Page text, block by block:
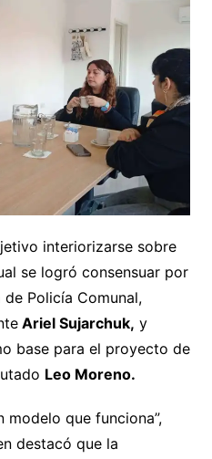
interiorizarse sobre
se logró consensuar por
de Policía Comunal,
Ariel Sujarchuk, y
base para el proyecto de
Leo Moreno.
modelo que funciona”,
destacó que la